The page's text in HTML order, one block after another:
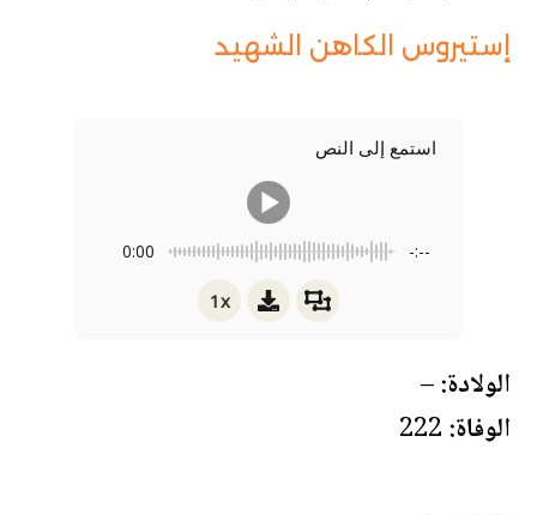
إستيروس الكاهن الشهيد
استمع إلى النص
0:00 -:--
1x
الولادة:–
الوفاة: